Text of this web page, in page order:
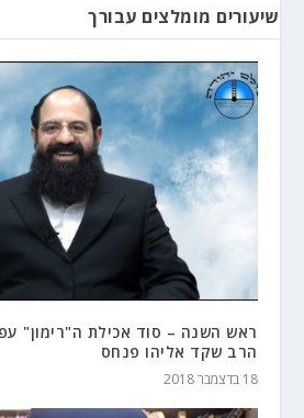
שיעורים מומלצים עבורך
ראש השנה – סוד אכילת ה"רימון"
הרב שקד אליהו פנחס
18 בדצמבר 2018